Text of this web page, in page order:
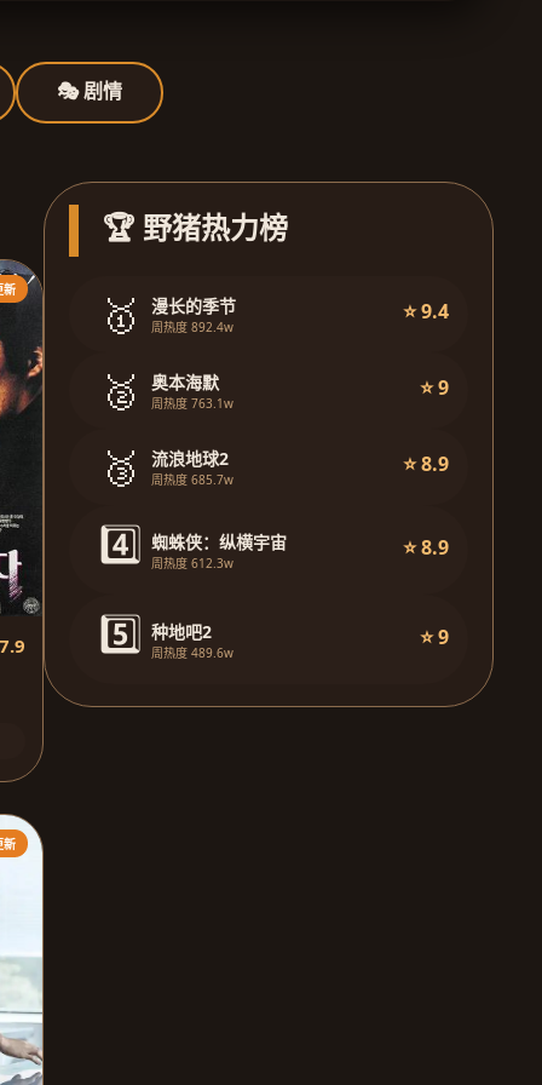
🎭 剧情
新
7.9
新
🏆 野猪热力榜
🥇 漫长的季节
周热度 892.4w
⭐ 9.4
🥈 奥本海默
周热度 763.1w
⭐ 9
🥉 流浪地球2
周热度 685.7w
⭐ 8.9
4️⃣ 蜘蛛侠：纵横宇宙
周热度 612.3w
⭐ 8.9
5️⃣ 种地吧2
周热度 489.6w
⭐ 9